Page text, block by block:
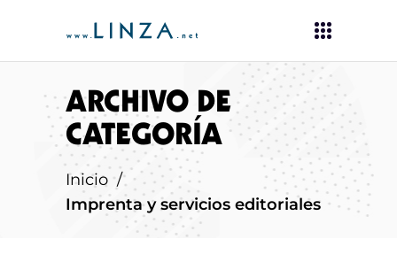
ARCHIVO DE
CATEGORÍA
Inicio /
Imprenta y servicios editoriales